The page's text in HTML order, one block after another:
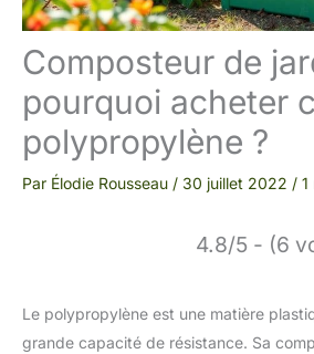
Composteur de
pourquoi acheter
polypropylène ?
Par Élodie Rousseau / 30 juillet 2022 / 1
4.8/5 - (6
Le polypropylène est une matière
grande capacité de résistance. Sa